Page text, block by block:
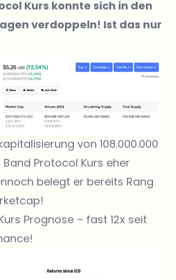
Kurs konnte sich in den
verdoppeln! Ist das nur
von 108.000.000
Protocol Kurs eher
belegt er bereits Rang
Prognose – fast 12x seit